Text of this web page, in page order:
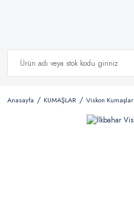
Anasayfa KUMAŞLAR Viskon Kumaşlar